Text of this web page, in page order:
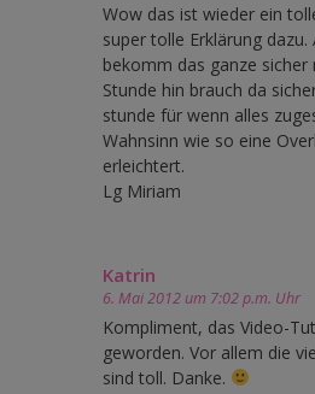
Wow das ist wieder ein
super tolle Erklärung
bekomm das ganze sicher
Stunde hin brauch da
stunde für wenn alles
Wahnsinn wie so eine
erleichtert.
Lg Miriam
Katrin
6. Mai 2012 um 7:02 p.m. Uhr
Kompliment, das Video-
geworden. Vor allem die
sind toll. Danke.